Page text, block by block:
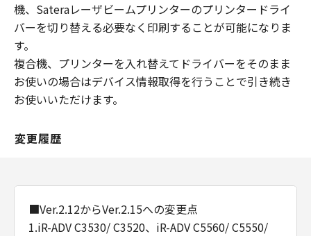
機、Sateraレーザビームプリンターのプリンタードライ
バーを切り替える必要なく印刷することが可能になりま
す。
複合機、プリンターを入れ替えてドライバーをそのまま
お使いの場合はデバイス情報取得を行うことで引き続き
お使いいただけます。
変更履歴
■Ver.2.12からVer.2.15への変更点
1.iR-ADV C3530/ C3520、iR-ADV C5560/ C5550/